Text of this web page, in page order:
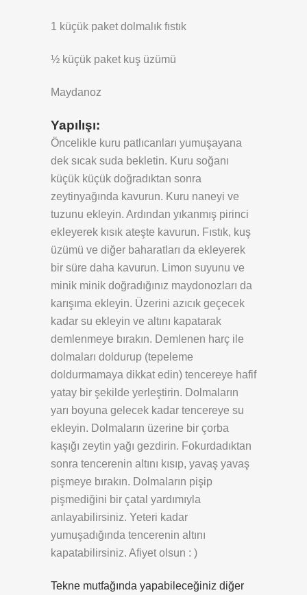
1 küçük paket dolmalık fıstık
½ küçük paket kuş üzümü
Maydanoz
Yapılışı:
Öncelikle kuru patlıcanları yumuşayana
dek sıcak suda bekletin. Kuru soğanı
küçük küçük doğradıktan sonra
zeytinyağında kavurun. Kuru naneyi ve
tuzunu ekleyin. Ardından yıkanmış pirinci
ekleyerek kısık ateşte kavurun. Fıstık, kuş
üzümü ve diğer baharatları da ekleyerek
bir süre daha kavurun. Limon suyunu ve
minik minik doğradığınız maydonozları da
karışıma ekleyin. Üzerini azıcık geçecek
kadar su ekleyin ve altını kapatarak
demlenmeye bırakın. Demlenen harç ile
dolmaları doldurup (tepeleme
doldurmamaya dikkat edin) tencereye hafif
yatay bir şekilde yerleştirin. Dolmaların
yarı boyuna gelecek kadar tencereye su
ekleyin. Dolmaların üzerine bir çorba
kaşığı zeytin yağı gezdirin. Fokurdadıktan
sonra tencerenin altını kısıp, yavaş yavaş
pişmeye bırakın. Dolmaların pişip
pişmediğini bir çatal yardımıyla
anlayabilirsiniz. Yeteri kadar
yumuşadığında tencerenin altını
kapatabilirsiniz. Afiyet olsun : )
Tekne mutfağında yapabileceğiniz diğer